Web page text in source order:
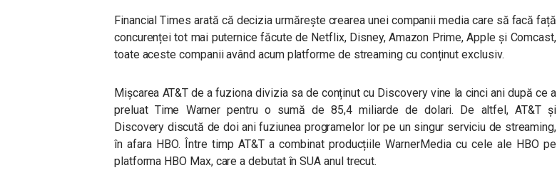
Financial Times arată că decizia urmărește crearea unei companii media care să facă față
concurenței tot mai puternice făcute de Netflix, Disney, Amazon Prime, Apple și Comcast,
toate aceste companii având acum platforme de streaming cu conținut exclusiv.
Mișcarea AT&T de a fuziona divizia sa de conținut cu Discovery vine la cinci ani după ce a
preluat Time Warner pentru o sumă de 85,4 miliarde de dolari. De altfel, AT&T și
Discovery discută de doi ani fuziunea programelor lor pe un singur serviciu de streaming,
în afara HBO. Între timp AT&T a combinat producțiile WarnerMedia cu cele ale HBO pe
platforma HBO Max, care a debutat în SUA anul trecut.